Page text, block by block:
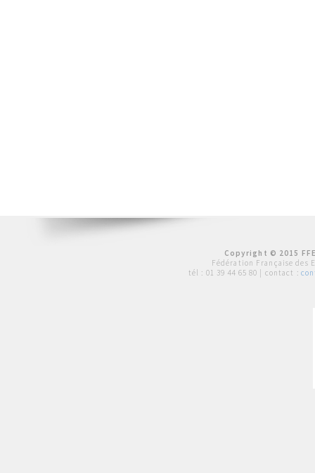
Copyright © 2015
Fédération Française des
tél : 01 39 44 65 80 | contact :